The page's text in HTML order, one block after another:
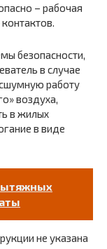
– рабочая
безопасности,
в случае
работу
воздуха,
в жилых
в виде
не указана